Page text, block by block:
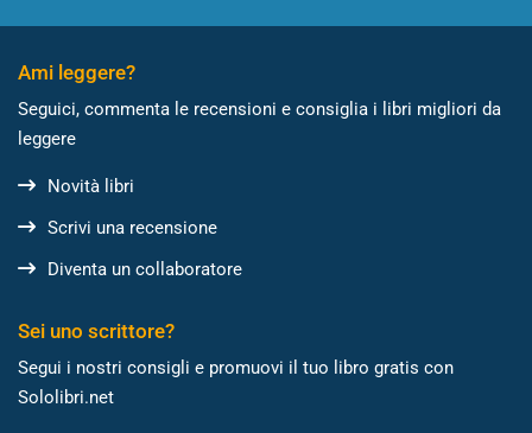
Ami leggere?
Seguici, commenta le recensioni e consiglia i libri migliori da
leggere
Novità libri
Scrivi una recensione
Diventa un collaboratore
Sei uno scrittore?
Segui i nostri consigli e promuovi il tuo libro gratis con
Sololibri.net